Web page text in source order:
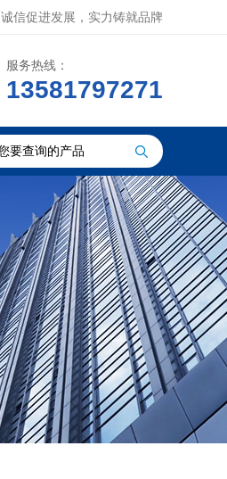
诚信促进发展，实力铸就品牌
服务热线：
13581797271